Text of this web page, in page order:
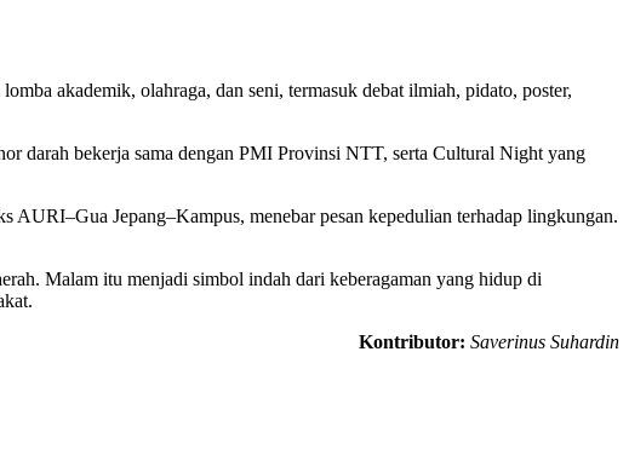
akademik, olahraga, dan seni, termasuk debat ilmiah, pidato, poster,
darah bekerja sama dengan PMI Provinsi NTT, serta Cultural Night yang
Jepang–Kampus, menebar pesan kepedulian terhadap lingkungan.
Malam itu menjadi simbol indah dari keberagaman yang hidup di
Kontributor: Saverinus Suhardin